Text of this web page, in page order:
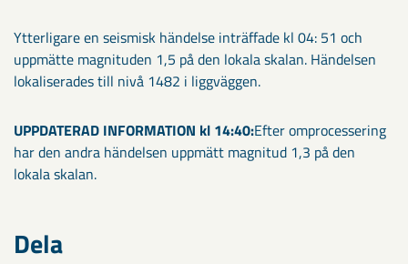
Ytterligare en seismisk händelse inträffade kl 04: 51 och
uppmätte magnituden 1,5 på den lokala skalan. Händelsen
lokaliserades till nivå 1482 i liggväggen.
UPPDATERAD INFORMATION kl 14:40:Efter omprocessering
har den andra händelsen uppmätt magnitud 1,3 på den
lokala skalan.
Dela